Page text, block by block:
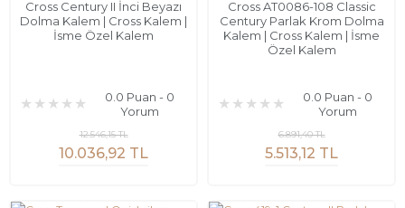
Cross Century II İnci Beyazı
Dolma Kalem | Cross Kalem |
İsme Özel Kalem
0.0 Puan - 0
Yorum
10.036,92 TL
12.546,15 TL
Cross AT0086-108 Classic
Century Parlak Krom Dolma
Kalem | Cross Kalem | İsme
Özel Kalem
0.0 Puan - 0
Yorum
5.513,12 TL
6.891,40 TL